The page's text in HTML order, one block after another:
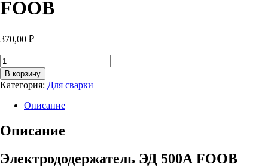
FOOB
370,00 ₽
Количество
товара
Электрододержатель
ЭД
500А
FOOB
В корзину
Категория: Для сварки
Описание
Описание
Электрододержатель ЭД 500А FOOB